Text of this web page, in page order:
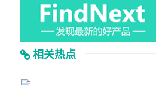
相关热点